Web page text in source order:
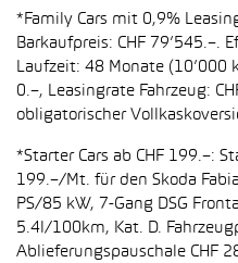
*Family Cars mit 0,9%
Barkaufpreis: CHF 79’545.–.
Laufzeit: 48 Monate (10’000
0.–, Leasingrate Fahrzeug:
obligatorischer
*Starter Cars ab CHF 199.–:
199.–/Mt. für den Skoda
PS/85 kW, 7-Gang DSG
5.4l/100km, Kat. D.
Ablieferungspauschale CHF